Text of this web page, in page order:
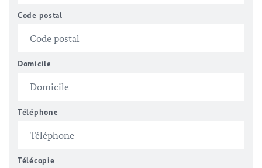
Code postal
Domicile
Téléphone
Télécopie